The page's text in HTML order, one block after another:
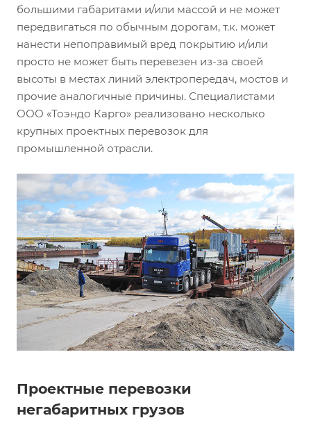
большими габаритами и/или массой и не может
передвигаться по обычным дорогам, т.к. может
нанести непоправимый вред покрытию и/или
просто не может быть перевезен из-за своей
высоты в местах линий электропередач, мостов и
прочие аналогичные причины. Специалистами
ООО «Тоэндо Карго» реализовано несколько
крупных проектных перевозок для
промышленной отрасли.
Проектные перевозки
негабаритных грузов